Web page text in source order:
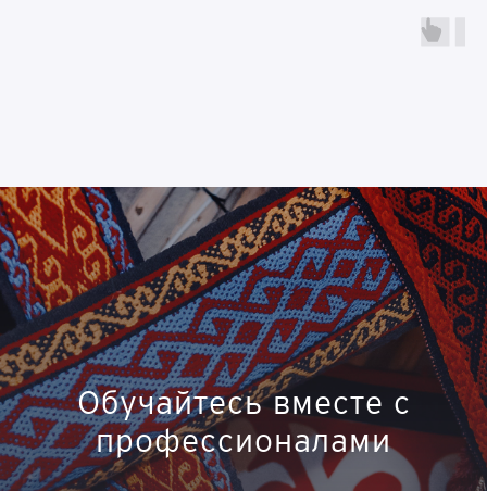
Обучайтесь вместе с
профессионалами